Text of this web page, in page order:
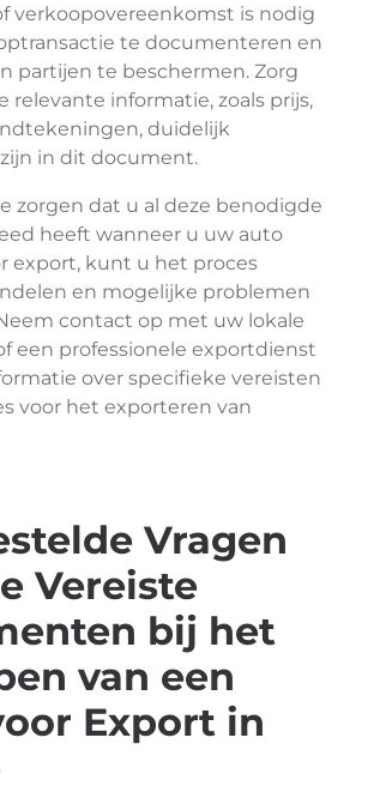
verkoopovereenkomst is nodig
te documenteren en
partijen te beschermen. Zorg
relevante informatie, zoals prijs,
duidelijk
in dit document.
zorgen dat u al deze benodigde
heeft wanneer u uw auto
export, kunt u het proces
en mogelijke problemen
contact op met uw lokale
een professionele exportdienst
over specifieke vereisten
voor het exporteren van
Vragen
Vereiste
bij het
van een
Export in